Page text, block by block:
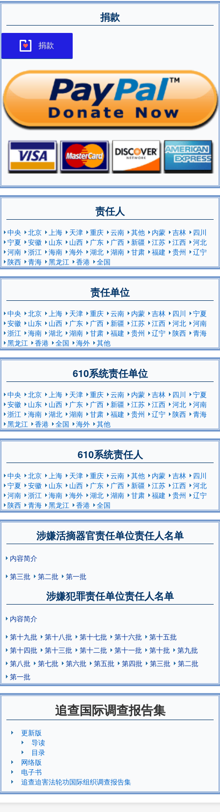
捐款
捐款
责任人
中央 北京 上海 天津 重庆 云南 其他 内蒙 吉林
四川
宁夏
安徽 山东 山西 广东 广西 新疆 江苏 江西
河北
河南
浙江 海南 海外 湖北 湖南 甘肃 福建 贵州
辽宁
陕西
青海 黑龙江 香港 全国
责任单位
中央 北京 上海 天津 重庆 云南 内蒙 吉林 四川
宁夏
安徽
山东 山西 广东 广西 新疆 江苏 江西 河北
河南
浙江
海南 湖北 湖南 甘肃 福建 贵州 辽宁 陕西
青海
黑龙江
香港 全国 海外 其他
610系统责任单位
中央 北京 上海 天津 重庆 云南 内蒙 吉林 四川
宁夏
安徽
山东 山西 广东 广西 新疆 江苏 江西 河北
河南
浙江
海南 湖北 湖南 甘肃 福建 贵州 辽宁 陕西
青海
黑龙江
香港 全国 海外 其他
610系统责任人
中央 北京 上海 天津 重庆 云南 其他 内蒙 吉林
四川
宁夏
安徽 山东 山西 广东 广西 新疆 江苏 江西
河北
河南
浙江 海南 海外 湖北 湖南 甘肃 福建 贵州
辽宁
陕西
青海 黑龙江 香港 全国
涉嫌活摘器官责任单位责任人名单
内容简介
第三批
第二批 第一批
涉嫌犯罪责任单位责任人名单
内容简介
第十九批
第十八批 第十七批 第十六批
第十五批
第十四批
第十三批 第十二批 第十一批 第十批
第九批
第八批
第七批 第六批 第五批 第四批 第三批
第二批
第一批
追查国际调查报告集
更新版
导读
目录
网络版
电子书
追查迫害法轮功国际组织调查报告集